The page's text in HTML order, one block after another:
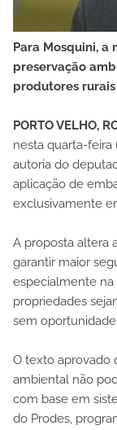
Para Mosquini,
preservação
produtores rurais
PORTO VELHO,
nesta quarta-feira
autoria do
aplicação de
exclusivamente
A proposta altera
garantir maior
especialmente
propriedades
sem
O texto aprovado
ambiental não
com base em
do Prodes,